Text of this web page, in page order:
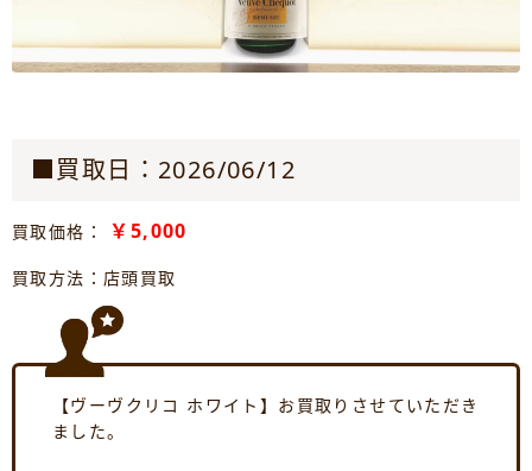
■買取日：2026/06/12
買取価格： ￥5,000
買取方法：店頭買取
【ヴーヴクリコ ホワイト】お買取りさせていただき
ました。